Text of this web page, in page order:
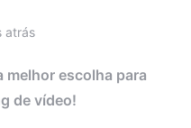
atrás
melhor escolha para
de vídeo!